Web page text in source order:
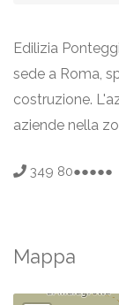
Edilizia
sede a Roma,
costruzione.
aziende nella
349 80●●●●●
Mappa